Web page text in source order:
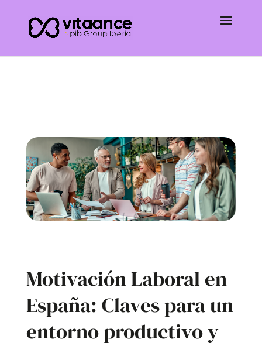
Motivación Laboral en
España: Claves para un
entorno productivo y